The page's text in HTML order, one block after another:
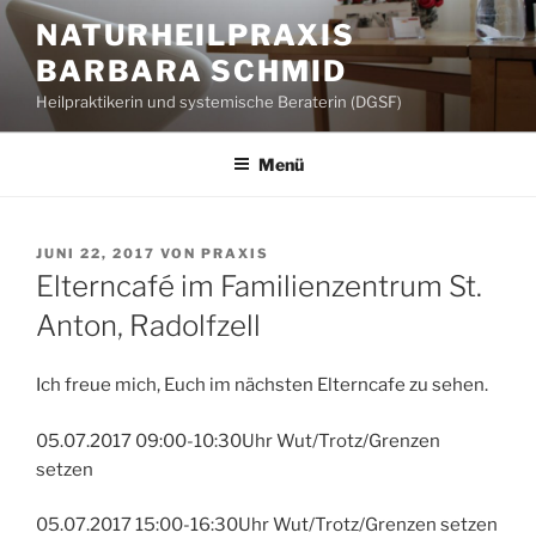
Zum
Inhalt
springen
NATURHEILPRAXIS
BARBARA SCHMID
Heilpraktikerin und systemische Beraterin (DGSF)
Menü
VERÖFFENTLICHT
AM
JUNI 22, 2017 VON PRAXIS
Elterncafé im Familienzentrum St.
Anton, Radolfzell
Ich freue mich, Euch im nächsten Elterncafe zu sehen.
05.07.2017 09:00-10:30Uhr Wut/Trotz/Grenzen
setzen
05.07.2017 15:00-16:30Uhr Wut/Trotz/Grenzen setzen